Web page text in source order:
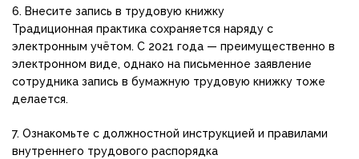
6. Внесите запись в трудовую книжку
Традиционная практика сохраняется наряду с
электронным учётом. С 2021 года — преимущественно в
электронном виде, однако на письменное заявление
сотрудника запись в бумажную трудовую книжку тоже
делается.
7. Ознакомьте с должностной инструкцией и правилами
внутреннего трудового распорядка